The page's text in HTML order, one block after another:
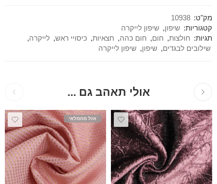
מק"ט: 10938
קטגוריות: שיפון, שיפון לייקרה
תגיות: חולצות, חום, חום כהה, חצאיות, כיסויי ראש, לייקרה,
שילובים לבגדים, שיפון, שיפון לייקרה
אולי תאהב גם ...
אזל מהמלאי